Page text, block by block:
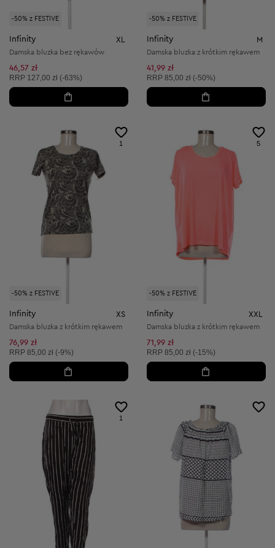
-50% z FESTIVE
Infinity XL
Damska bluzka bez rękawów
46,57 zł
Cena sugerowana:
RRP 127,00 zł (-63%)
-50% z FESTIVE
Infinity M
Damska bluzka z krótkim rękawem
41,99 zł
Cena sugerowana:
RRP 85,00 zł (-50%)
-50% z FESTIVE
1
Infinity XS
Damska bluzka z krótkim rękawem
76,99 zł
Cena sugerowana:
RRP 85,00 zł (-9%)
-50% z FESTIVE
5
Infinity XXL
Damska bluzka z krótkim rękawem
71,99 zł
Cena sugerowana:
RRP 85,00 zł (-15%)
1